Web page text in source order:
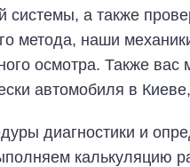
системы, а также
метода, наши
осмотра. Также вас
автомобиля в
диагностики и
калькуляцию